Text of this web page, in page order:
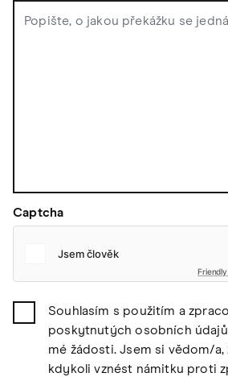
Captcha
Souhlasím s použitím a
poskytnutých osobních
mé žádosti. Jsem si vědom/a,
kdykoli vznést námitku proti